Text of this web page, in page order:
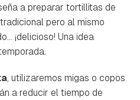
a preparar tortillitas de
pero al mismo
¡delicioso! Una idea
, utilizaremos migas o copos
a reducir el tiempo de